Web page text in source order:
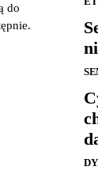
do